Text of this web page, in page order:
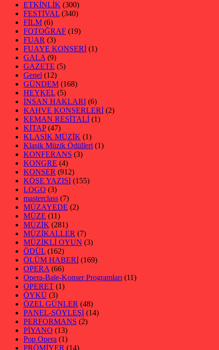
ETKİNLİK (300)
FESTİVAL (340)
FİLM (6)
FOTOĞRAF (19)
FUAR (3)
FUAYE KONSERİ (1)
GALA(9)
GAZETE (5)
Genel (12)
GÜNDEM (168)
HEYKEL (5)
İNSAN HAKLARI (6)
KAHVE KONSERLERİ (2)
KEMAN RESİTALİ (1)
KİTAP(47)
KLASİK MÜZİK (1)
Klasik Müzik Ödülleri (1)
KONFERANS (3)
KONGRE (4)
KONSER (912)
KÖŞE YAZISI (155)
LOGO (3)
masterclass (7)
MÜZAYEDE (2)
MÜZE (11)
MÜZİK (281)
MÜZİKALLER (7)
MÜZİKLİ OYUN (3)
ÖDÜL (162)
ÖLÜM HABERİ (169)
OPERA(66)
Opera-Bale-Konser Programları (11)
OPERET (1)
ÖYKÜ (3)
ÖZEL GÜNLER (48)
PANEL-SÖYLEŞİ (14)
PERFORMANS (2)
PİYANO (13)
Pop Opera (1)
PRÖMİYER (14)